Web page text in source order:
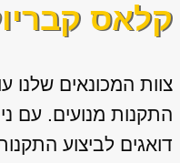
קלאס
צוות המכונאים שלנו
התקנות מנועים. עם
דואגים לביצוע